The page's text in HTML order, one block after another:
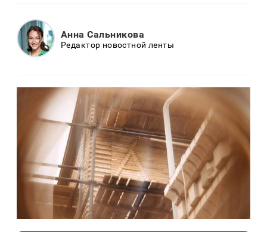
Анна Сальникова
Редактор новостной ленты